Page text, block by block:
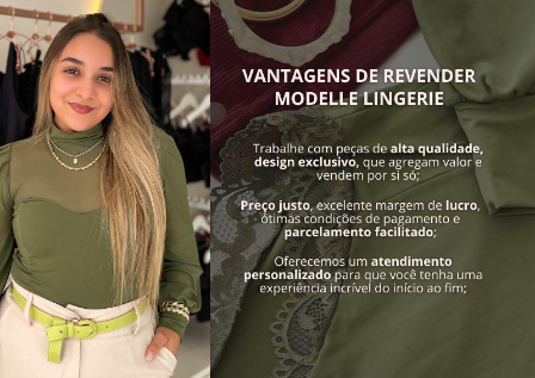
ROBES
TODOS DE PAGA POUCO MODELLE
TODOS DE PIJAMAS | ROBES